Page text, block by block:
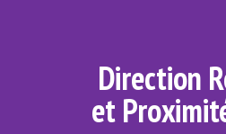
Direction
et